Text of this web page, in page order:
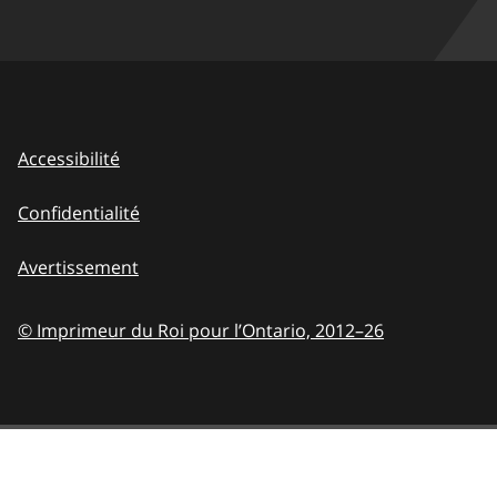
Accessibilité
Confidentialité
Avertissement
© Imprimeur du Roi pour l’Ontario, 2012–26